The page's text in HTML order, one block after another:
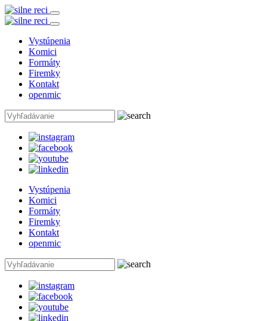
Vystúpenia
Komici
Formáty
Firemky
Kontakt
openmic
Vystúpenia
Komici
Formáty
Firemky
Kontakt
openmic